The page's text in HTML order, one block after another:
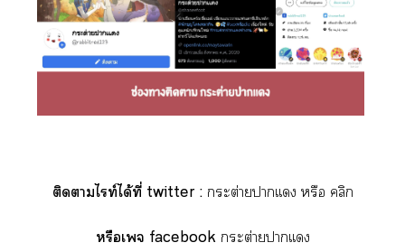
ติดาไท์ได้ที่ twitter :กระต่ายาเเง หรือ คลิก
หรือเจ facebook กระต่ายาเเง